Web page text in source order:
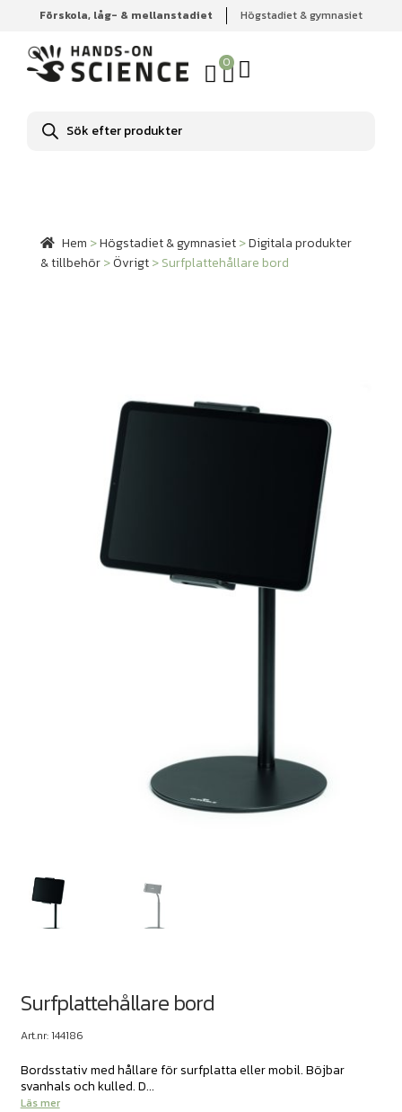
Förskola, låg- & mellanstadiet Högstadiet & gymnasiet
0
Produktsökning
Hem Högstadiet & gymnasiet
Digitala produkter &
tillbehör
Övrigt Surfplattehållare bord
Hem >Högstadiet & gymnasiet>Digitala produkter
& tillbehör>Övrigt>Surfplattehållare bord
Surfplattehållare bord
Art.nr: 144186
Bordsstativ med hållare för surfplatta eller mobil. Böjbar
svanhals och kulled. D...
Läs mer